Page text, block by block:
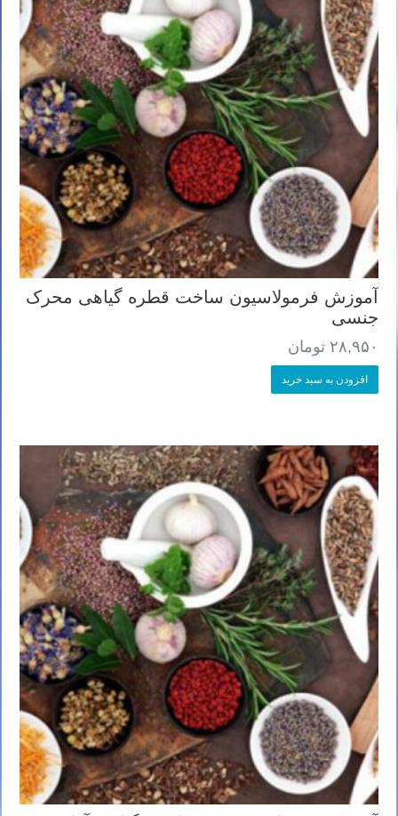
آموزش فرمولاسیون ساخت قطره گیاهی محرک
جنسی
۲۸,۹۵۰ تومان
افزودن به سبد خرید